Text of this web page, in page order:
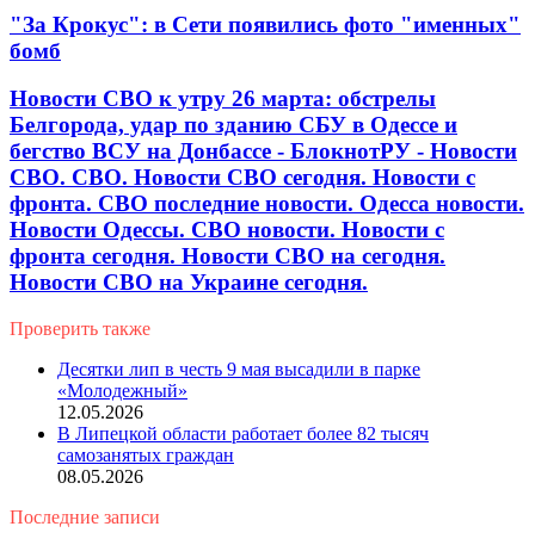
"За Крокус": в Сети появились фото "именных"
бомб
Новости СВО к утру 26 марта: обстрелы
Белгорода, удар по зданию СБУ в Одессе и
бегство ВСУ на Донбассе - БлокнотРУ - Новости
СВО. СВО. Новости СВО сегодня. Новости с
фронта. СВО последние новости. Одесса новости.
Новости Одессы. СВО новости. Новости с
фронта сегодня. Новости СВО на сегодня.
Новости СВО на Украине сегодня.
Проверить также
Десятки лип в честь 9 мая высадили в парке
«Молодежный»
12.05.2026
В Липецкой области работает более 82 тысяч
самозанятых граждан
08.05.2026
Последние записи